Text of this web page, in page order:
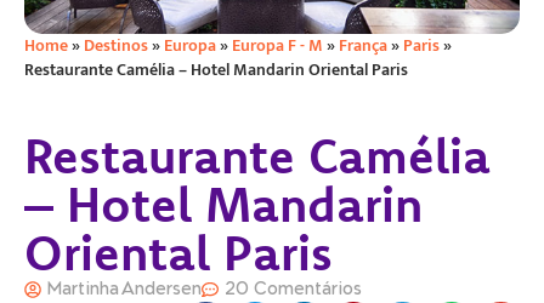
Home»Destinos»Europa»Europa F - M»França»Paris»
Restaurante Camélia – Hotel Mandarin Oriental Paris
Restaurante Camélia
– Hotel Mandarin
Oriental Paris
Martinha Andersen 20 Comentários